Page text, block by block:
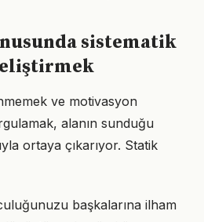
sistematik
ve motivasyon
alanın sunduğu
ortaya çıkarıyor. Statik
başkalarına ilham